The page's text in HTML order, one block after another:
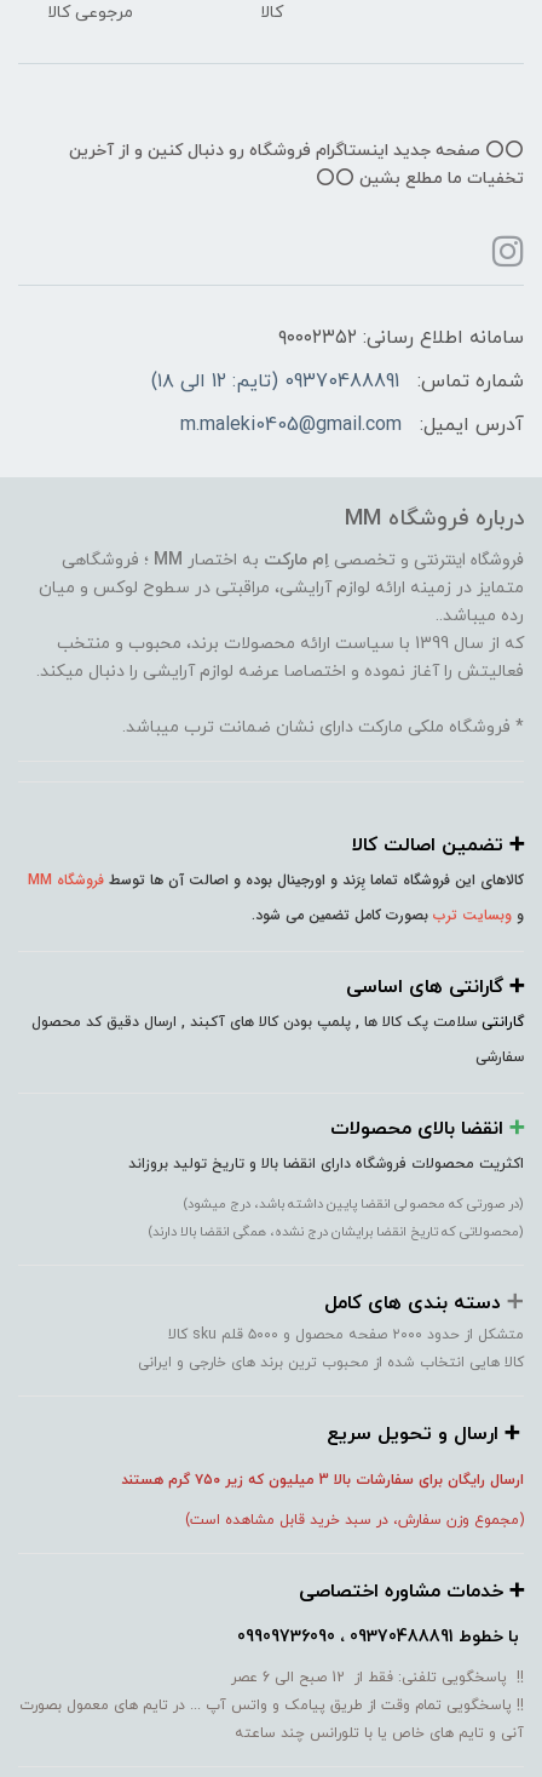
کالا
مرجوعی کالا
⭕️⭕️ صفحه جدید اینستاگرام فروشگاه رو دنبال کنین و از آخرین
تخفیات ما مطلع بشین ⭕️⭕️
سامانه اطلاع رسانی: ۹۰۰۰۲۳۵۲
شماره تماس:
09370488891 (تایم: 12 الی ۱۸)
آدرس ایمیل:
m.maleki0405@gmail.com
درباره فروشگاه MM
فروشگاه اینترنتی و تخصصی اِم مارکت به اختصار MM ؛ فروشگاهی
متمایز در زمینه ارائه لوازم آرایشی، مراقبتی در سطوح لوکس و میان
رده میباشد..
که از سال 1399 با سیاست ارائه محصولات برند، محبوب و منتخب
فعالیتش را آغاز نموده و اختصاصا عرضه لوازم آرایشی را دنبال میکند.
* فروشگاه ملکی مارکت دارای نشان ضمانت ترب میباشد.
➕️ تضمین اصالت کالا
کالاهای این فروشگاه تماما بِرَند و اورجینال بوده و اصالت آن ها توسط فروشگاه MM
و وبسایت ترب بصورت کامل تضمین می شود.
➕️ گارانتی های اساسی
گارانتی سلامت پک کالا ها , پلمپ بودن کالا های آکبند , ارسال دقیق کد محصول
سفارشی
➕️ انقضا بالای محصولات
اکثریت محصولات فروشگاه دارای انقضا بالا و تاریخ تولید بروزاند
(در صورتی که محصولی انقضا پایین داشته باشد، درج میشود)
(محصولاتی که تاریخ انقضا برایشان درج نشده، همگی انقضا بالا دارند)
➕️ دسته بندی های کامل
متشکل از حدود ۲۰۰۰ صفحه محصول و ۵۰۰۰ قلم sku کالا
کالا هایی انتخاب شده از محبوب ترین برند های خارجی و ایرانی
➕️ ارسال و تحویل سریع
ارسال رایگان برای سفارشات بالا 3 میلیون که زیر ۷۵۰ گرم هستند
(مجموع وزن سفارش، در سبد خرید قابل مشاهده است)
➕️ خدمات مشاوره اختصاصی
با خطوط 09370488891 ، 09909736090
!! پاسخگویی تلفنی: فقط از 12 صبح الی 6 عصر
!! پاسخگویی تمام وقت از طریق پیامک و واتس آپ ... در تایم های معمول بصورت
آنی و تایم های خاص یا با تلورانس چند ساعته